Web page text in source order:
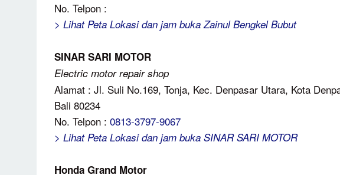
No. Telpon :
> Lihat Peta Lokasi dan jam buka Zainul Bengkel Bubut
SINAR SARI MOTOR
Electric motor repair shop
Alamat : Jl. Suli No.169, Tonja, Kec. Denpasar Utara, Kota
Bali 80234
No. Telpon : 0813-3797-9067
> Lihat Peta Lokasi dan jam buka SINAR SARI MOTOR
Honda Grand Motor